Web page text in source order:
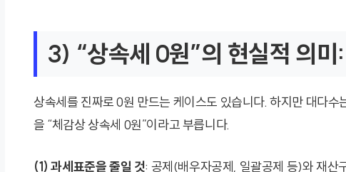
3) “상속세 0원”의 현실적 의미
상속세를 진짜로 0원 만드는 케이스도 있습니다. 하지만 대다수
을 “체감상 상속세 0원”이라고 부릅니다.
(1) 과세표준을 줄일 것: 공제(배우자공제, 일괄공제 등)와 재산